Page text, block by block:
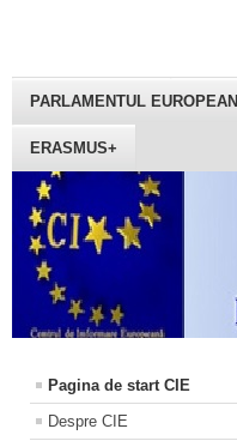
PARLAMENTUL EUROPEAN
ERASMUS+
Pagina de start CIE
Despre CIE